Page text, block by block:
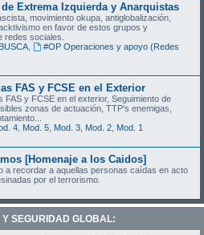
Extrema Izquierda y Anarquistas
movimiento okupa, antiglobalización,
en favor de estos grupos y
redes sociales.
,
#OP Operaciones y apoyo (Redes
FAS y FCSE en el Exterior
FAS y FCSE en el exterior, Seguimiento de
zonas de actuación, TTP's enemigas,
4 Mod. 5 Mod. 3 Mod. 2 Mod. 1
[Homenaje a los Caidos]
a recordar a aquellas personas caídas en acto
por el terrorismo.
Y SEGURIDAD GLOBAL: